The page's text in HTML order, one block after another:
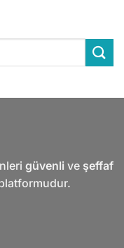
güvenli ve şeffaf